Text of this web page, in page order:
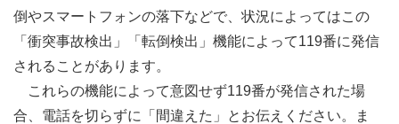
倒やスマートフォンの落下などで、状況によってはこの
「衝突事故検出」「転倒検出」機能によって119番に発信
されることがあります。
これらの機能によって意図せず119番が発信された場
合、電話を切らずに「間違えた」とお伝えください。ま